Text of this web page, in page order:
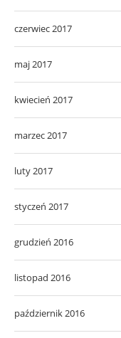
czerwiec 2017
maj 2017
kwiecień 2017
marzec 2017
luty 2017
styczeń 2017
grudzień 2016
listopad 2016
październik 2016